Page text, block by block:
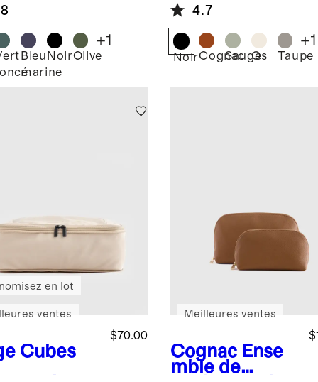
Bleu
marine
NoirOlive
+1
4.7
NoirCognac
Sauge
Os Taupe
+1
Cubes
$70.00
en lot
ventes
Cognac Ense
mble de
Meilleures ventes